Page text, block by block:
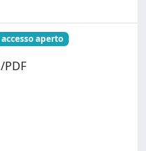
accesso aperto